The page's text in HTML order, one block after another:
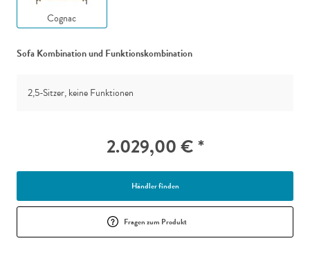
Cognac
Sofa Kombination und Funktionskombination
2,5-Sitzer, keine Funktionen
2.029,00 € *
Händler finden
Fragen zum Produkt